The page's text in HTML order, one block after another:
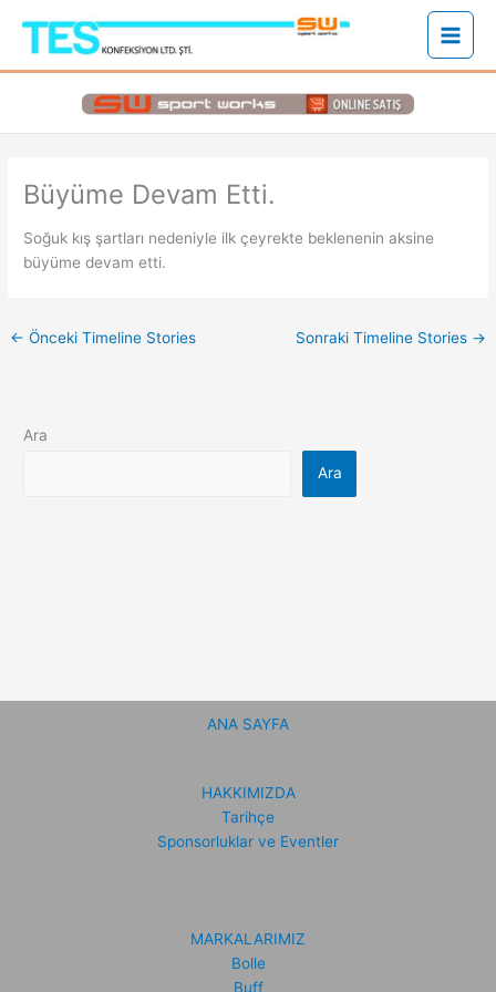
Büyüme Devam Etti.
Soğuk kış şartları nedeniyle ilk çeyrekte beklenenin aksine
büyüme devam etti.
← Önceki Timeline Stories Sonraki Timeline Stories →
Ara
Ara
ANA SAYFA
HAKKIMIZDA
Tarihçe
Sponsorluklar ve Eventler
MARKALARIMIZ
Bolle
Buff